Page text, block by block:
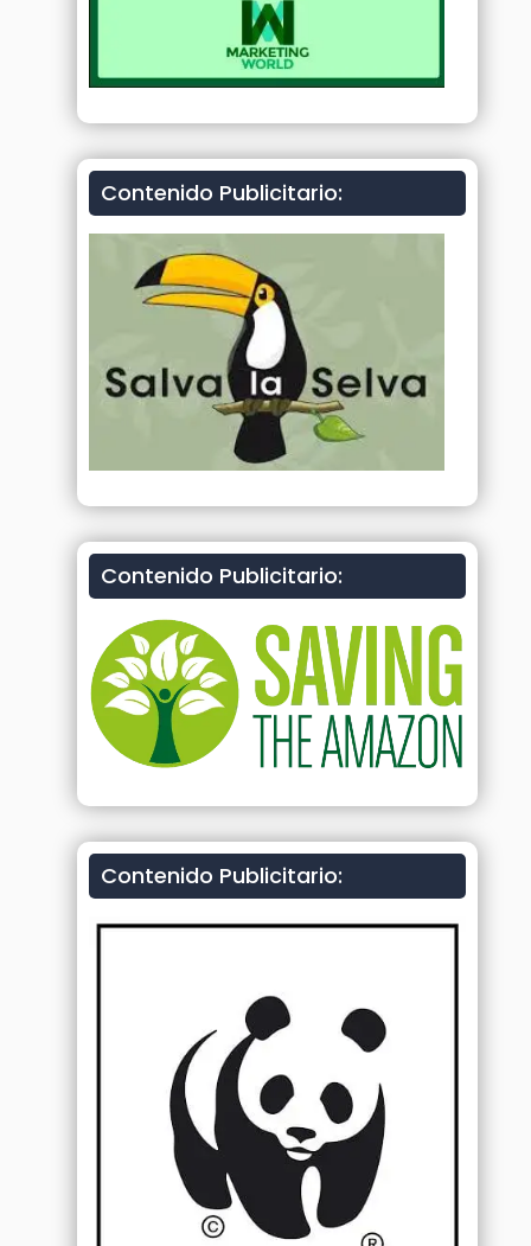
Contenido Publicitario:
Contenido Publicitario:
Contenido Publicitario: